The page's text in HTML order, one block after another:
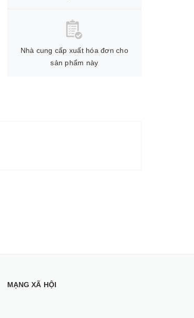
Nhà cung cấp xuất hóa đơn cho
sản phẩm này
MẠNG XÃ HỘI